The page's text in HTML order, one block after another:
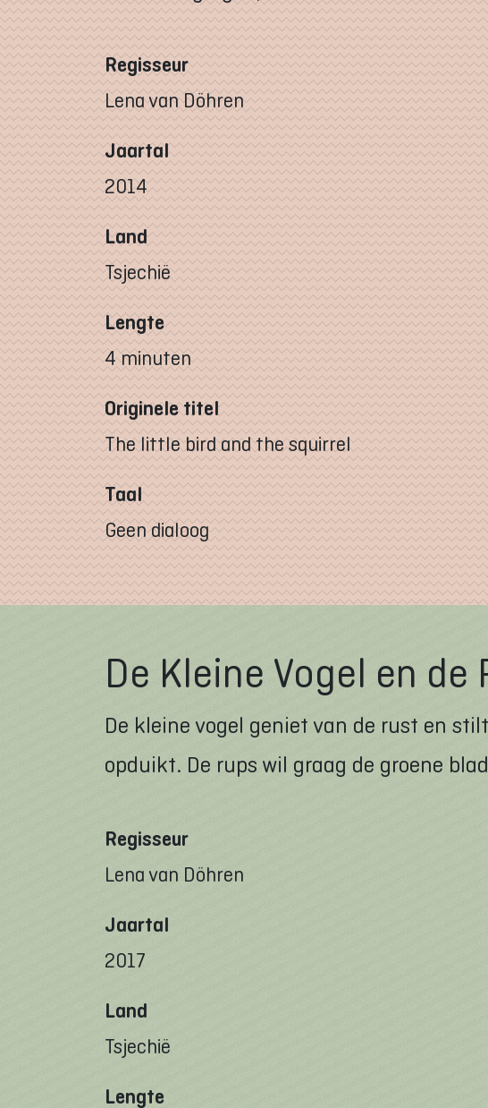
Regisseur
Lena van Döhren
Jaartal
2014
Land
Tsjechië
Lengte
4 minuten
Originele titel
The little bird and the squirrel
Taal
Geen dialoog
De Kleine Vogel en de
De kleine vogel geniet van de rust en
opduikt. De rups wil graag de groene
Regisseur
Lena van Döhren
Jaartal
2017
Land
Tsjechië
Lengte